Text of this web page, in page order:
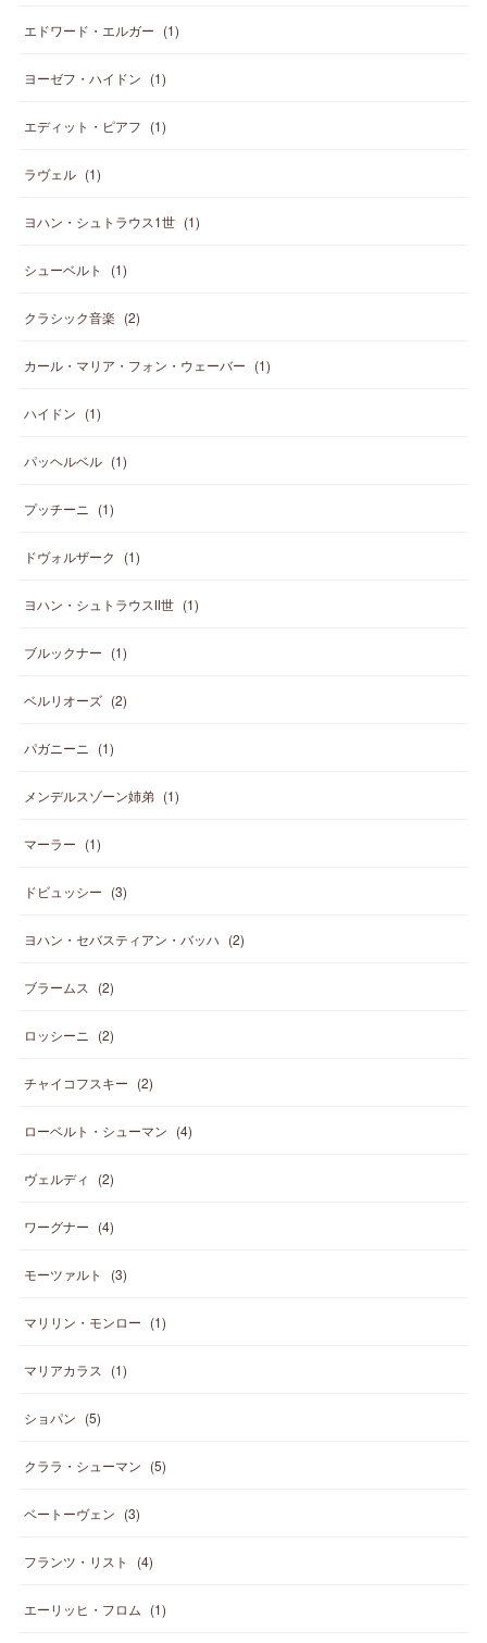
エドワード・エルガー (1)
ヨーゼフ・ハイドン (1)
エディット・ピアフ (1)
ラヴェル (1)
ヨハン・シュトラウス1世 (1)
シューベルト (1)
クラシック音楽 (2)
カール・マリア・フォン・ウェーバー (1)
ハイドン (1)
パッヘルベル (1)
プッチーニ (1)
ドヴォルザーク (1)
ヨハン・シュトラウスⅡ世 (1)
ブルックナー (1)
ベルリオーズ (2)
パガニーニ (1)
メンデルスゾーン姉弟 (1)
マーラー (1)
ドビュッシー (3)
ヨハン・セバスティアン・バッハ (2)
ブラームス (2)
ロッシーニ (2)
チャイコフスキー (2)
ローベルト・シューマン (4)
ヴェルディ (2)
ワーグナー (4)
モーツァルト (3)
マリリン・モンロー (1)
マリアカラス (1)
ショパン (5)
クララ・シューマン (5)
ベートーヴェン (3)
フランツ・リスト (4)
エーリッヒ・フロム (1)